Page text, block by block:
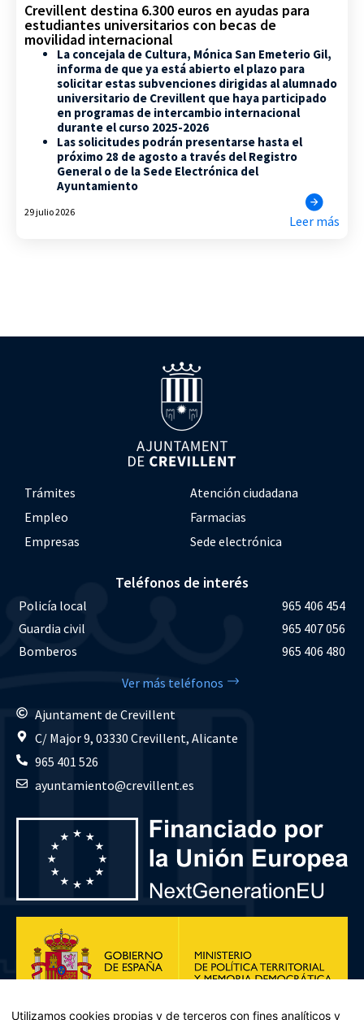
Crevillent destina 6.300 euros en ayudas para
estudiantes universitarios con becas de
movilidad internacional
La concejala de Cultura, Mónica San Emeterio Gil,
informa de que ya está abierto el plazo para
solicitar estas subvenciones dirigidas al alumnado
universitario de Crevillent que haya participado
en programas de intercambio internacional
durante el curso 2025-2026
Las solicitudes podrán presentarse hasta el
próximo 28 de agosto a través del Registro
General o de la Sede Electrónica del
Ayuntamiento
29 julio 2026
Leer más
Trámites
Atención ciudadana
Empleo
Farmacias
Empresas
Sede electrónica
Teléfonos de interés
Policía local
965 406 454
Guardia civil
965 407 056
Bomberos
965 406 480
Ver más teléfonos
Ajuntament de Crevillent
C/ Major 9, 03330 Crevillent, Alicante
965 401 526
ayuntamiento@crevillent.es
Utilizamos cookies propias y de terceros con fines analíticos y